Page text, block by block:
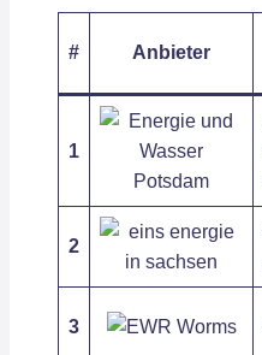
# Anbieter
1
2
3